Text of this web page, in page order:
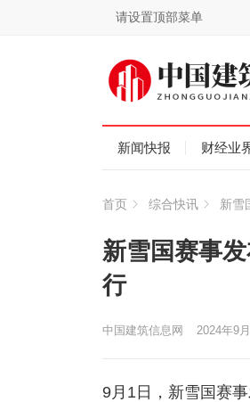
请设置顶部菜单
新闻快报 财经业
首页 综合快讯 新雪
新雪国赛事
行
中国建筑信息网 2024年9
9月1日，新雪国赛